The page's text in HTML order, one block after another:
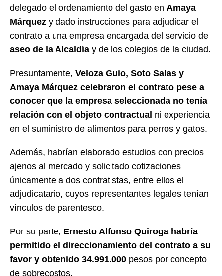
delegado el ordenamiento del gasto en Amaya
Márquez y dado instrucciones para adjudicar el
contrato a una empresa encargada del servicio de
aseo de la Alcaldía y de los colegios de la ciudad.
Presuntamente, Veloza Guio, Soto Salas y
Amaya Márquez celebraron el contrato pese a
conocer que la empresa seleccionada no tenía
relación con el objeto contractual ni experiencia
en el suministro de alimentos para perros y gatos.
Además, habrían elaborado estudios con precios
ajenos al mercado y solicitado cotizaciones
únicamente a dos contratistas, entre ellos el
adjudicatario, cuyos representantes legales tenían
vínculos de parentesco.
Por su parte, Ernesto Alfonso Quiroga habría
permitido el direccionamiento del contrato a su
favor y obtenido 34.991.000 pesos por concepto
de sobrecostos.